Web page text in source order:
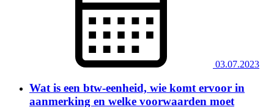
03.07.2023
Wat is een btw-eenheid, wie komt ervoor in
aanmerking en welke voorwaarden moet